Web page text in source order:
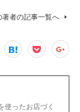
著者の記事一覧へ
使ったお店づく